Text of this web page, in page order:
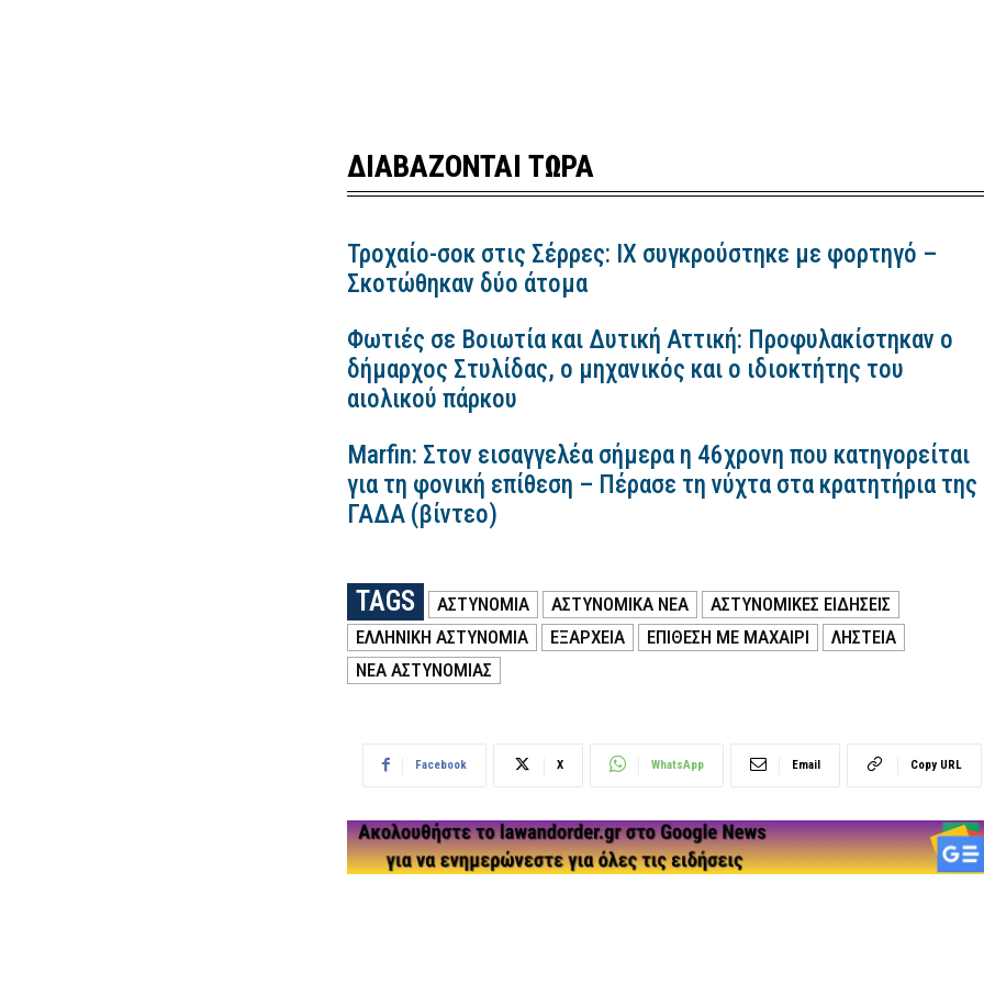
ΔΙΑΒΑΖΟΝΤΑΙ ΤΩΡΑ
Τροχαίο-σοκ στις Σέρρες: ΙΧ συγκρούστηκε με φορτηγό –
Σκοτώθηκαν δύο άτομα
Φωτιές σε Βοιωτία και Δυτική Αττική: Προφυλακίστηκαν ο
δήμαρχος Στυλίδας, ο μηχανικός και ο ιδιοκτήτης του
αιολικού πάρκου
Marfin: Στον εισαγγελέα σήμερα η 46χρονη που κατηγορείται
για τη φονική επίθεση – Πέρασε τη νύχτα στα κρατητήρια της
ΓΑΔΑ (βίντεο)
TAGS ΑΣΤΥΝΟΜΙΑ ΑΣΤΥΝΟΜΙΚΑ ΝΕΑ
ΑΣΤΥΝΟΜΙΚΕΣ ΕΙΔΗΣΕΙΣ
ΕΛΛΗΝΙΚΗ ΑΣΤΥΝΟΜΙΑ
ΕΞΑΡΧΕΙΑ ΕΠΙΘΕΣΗ ΜΕ ΜΑΧΑΙΡΙ
ΛΗΣΤΕΙΑ
ΝΕΑ ΑΣΤΥΝΟΜΙΑΣ
Facebook X WhatsApp Email Copy URL